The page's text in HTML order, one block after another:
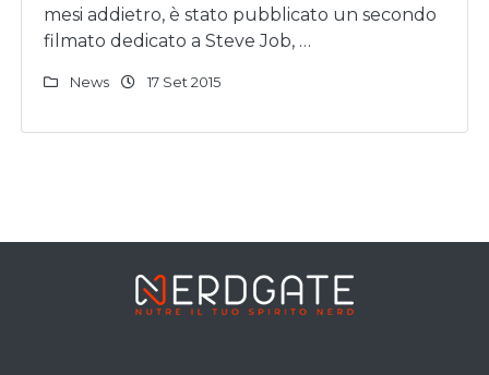
mesi addietro, è stato pubblicato un secondo
filmato dedicato a Steve Job, …
News 17 Set 2015